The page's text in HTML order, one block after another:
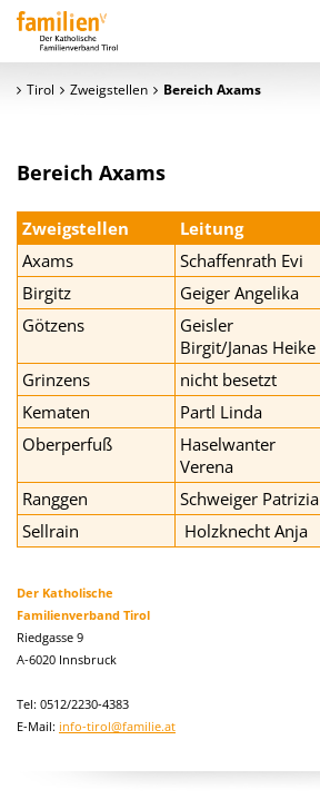
Tirol Zweigstellen Bereich Axams
Bereich Axams
Zweigstellen Leitung
Axams
Schaffenrath Evi
Birgitz
Geiger Angelika
Götzens
Geisler
Birgit/Janas Heike
Grinzens nicht besetzt
Kematen
Partl Linda
Oberperfuß
Haselwanter
Verena
Ranggen Schweiger Patrizia
Sellrain
Holzknecht Anja
Der Katholische
Familienverband Tirol
Riedgasse 9
A-6020 Innsbruck
Tel: 0512/2230-4383
E-Mail: info-tirol@familie.at